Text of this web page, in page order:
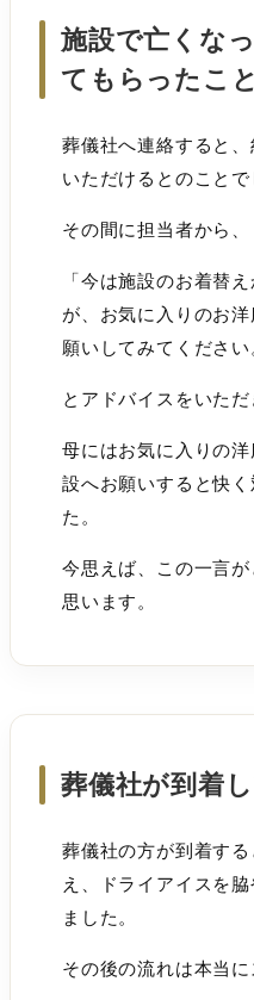
施設で亡くな
てもらったこと
葬儀社へ連絡すると
いただけるとのことで
その間に担当者から、
「今は施設のお着替
が、お気に入りのお
願いしてみてください
とアドバイスをいただ
母にはお気に入りの
設へお願いすると快
た。
今思えば、この一言
思います。
葬儀社が到着
葬儀社の方が到着す
え、ドライアイスを
ました。
その後の流れは本当に